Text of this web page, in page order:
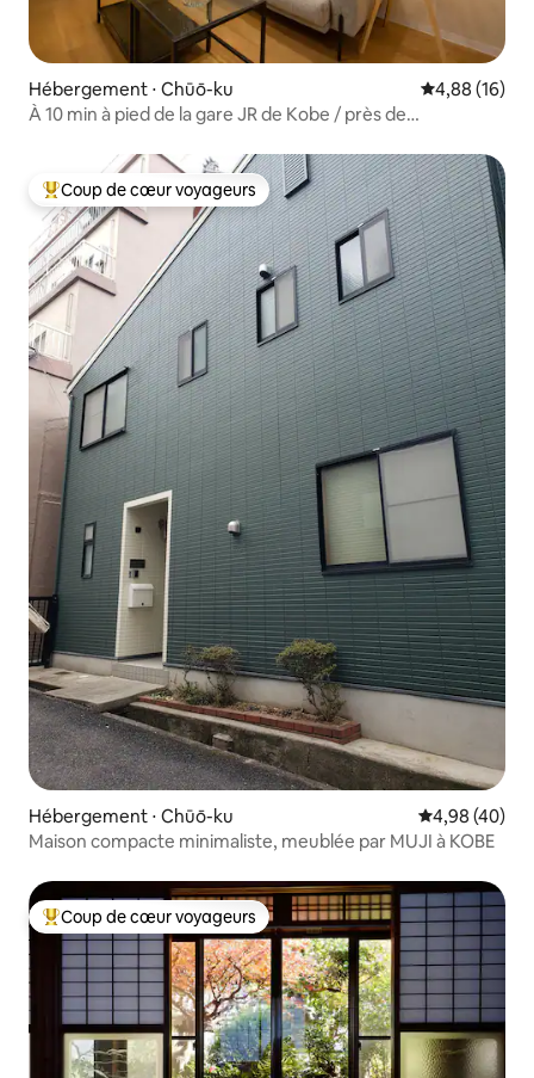
Hébergement ⋅ Chūō-ku Évaluation
4,88 (16)
À 10 min à pied de la gare JR de Kobe / près de
Coups de cœur voyageurs les plus appréciés
Coup de cœur voyageurs
Hébergement ⋅ Chūō-ku Évaluation
4,98 (40)
Maison compacte minimaliste, meublée par MUJI à KOBE
Coups de cœur voyageurs les plus appréciés
Coup de cœur voyageurs